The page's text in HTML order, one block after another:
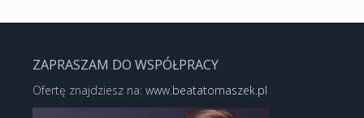
ZAPRASZAM DO WSPÓŁPRACY
Ofertę znajdziesz na: www.beatatomaszek.pl